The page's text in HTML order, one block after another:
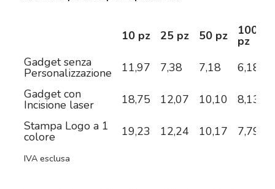
10 pz 25 pz 50 pz 100
pz
Gadget senza
Personalizzazione 11,97 7,38 7,18 6,18
Gadget con
Incisione laser 18,75 12,07 10,10 8,13
Stampa Logo a 1
colore 19,23 12,24 10,17 7,79
IVA esclusa